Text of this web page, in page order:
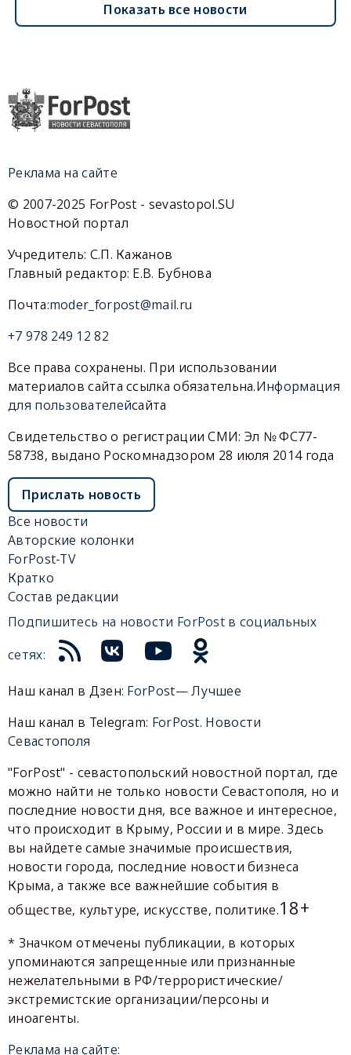
Показать все новости
Реклама на сайте
© 2007-2025 ForPost - sevastopol.SU
Новостной портал
Учредитель: С.П. Кажанов
Главный редактор: Е.В. Бубнова
Почта:moder_forpost@mail.ru
+7 978 249 12 82
Все права сохранены. При использовании
материалов сайта ссылка обязательна.Информация
для пользователейсайта
Свидетельство о регистрации СМИ: Эл № ФС77-
58738, выдано Роскомнадзором 28 июля 2014 года
Прислать новость
Все новости
Авторские колонки
ForPost-TV
Кратко
Состав редакции
Подпишитесь на новости ForPost в социальных
сетях:
Наш канал в Дзен: ForPost— Лучшее
Наш канал в Telegram: ForPost. Новости
Севастополя
"ForPost" - севастопольский новостной портал, где
можно найти не только новости Севастополя, но и
последние новости дня, все важное и интересное,
что происходит в Крыму, России и в мире. Здесь
вы найдете самые значимые происшествия,
новости города, последние новости бизнеса
Крыма, а также все важнейшие события в
обществе, культуре, искусстве, политике.18+
* Значком отмечены публикации, в которых
упоминаются запрещенные или признанные
нежелательными в РФ/террористические/
экстремистские организации/персоны и
иноагенты.
Реклама на сайте: